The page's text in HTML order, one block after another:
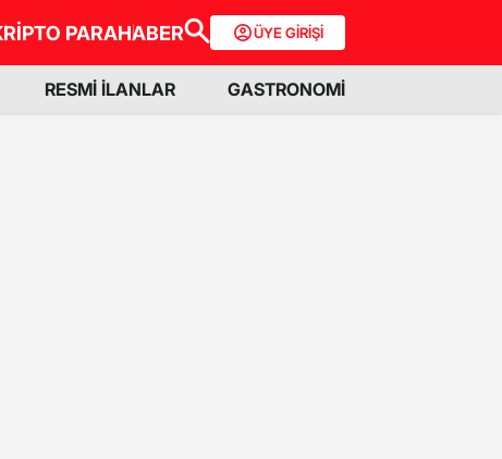
PARAHABER ÜYE GİRİŞİ
RESMİ İLANLAR GASTRONOMİ